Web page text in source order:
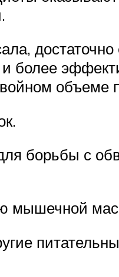
более
объеме
борьбы с
мышечной